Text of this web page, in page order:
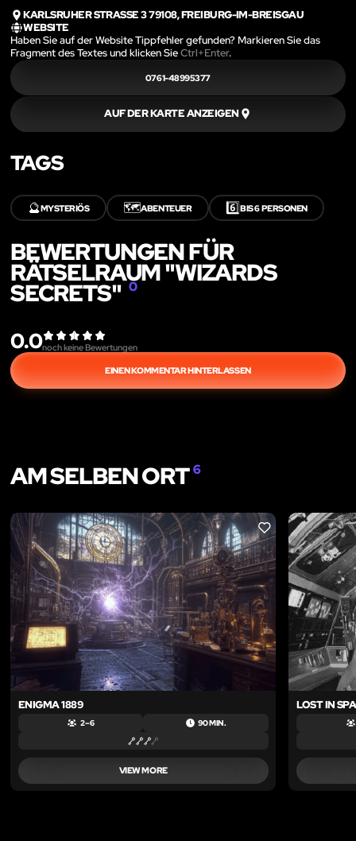
KARLSRUHER STRASSE 3 79108, FREIBURG-IM-BREISGAU
WEBSITE
Haben Sie auf der Website Tippfehler gefunden? Markieren Sie das
Fragment des Textes und klicken SieCtrl+Enter.
0761-48995377
AUF DER KARTE ANZEIGEN
TAGS
🔮MYSTERIÖS 🗺️ABENTEUER 6️⃣BIS 6 PERSONEN
BEWERTUNGEN FÜR
RÄTSELRAUM "WIZARDS
SECRETS"0
0.0noch keine Bewertungen
EINEN KOMMENTAR HINTERLASSEN
AM SELBEN ORT6
LIKE
ENIGMA 1889
2 – 6 90 MIN.
VIEW MORE
LOST IN